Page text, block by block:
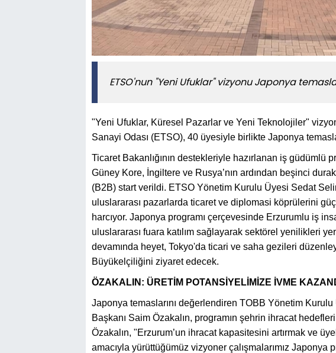
ETSO'nun "Yeni Ufuklar" vizyonu Japonya
"Yeni Ufuklar, Küresel Pazarlar ve Yeni Teknolojiler"
Sanayi Odası (ETSO), 40 üyesiyle birlikte Japonya
Ticaret Bakanlığının destekleriyle hazırlanan iş güdümlü
Güney Kore, İngiltere ve Rusya’nın ardından beşinci
(B2B) start verildi. ETSO Yönetim Kurulu Üyesi Sedat
uluslararası pazarlarda ticaret ve diplomasi köprülerini
harcıyor. Japonya programı çerçevesinde Erzurumlu iş
uluslararası fuara katılım sağlayarak sektörel yenilikleri
devamında heyet, Tokyo'da ticari ve saha gezileri
Büyükelçiliğini ziyaret edecek.
ÖZAKALIN: ÜRETİM POTANSİYELİMİZE İVME
Japonya temaslarını değerlendiren TOBB Yönetim
Başkanı Saim Özakalın, programın şehrin ihracat
Özakalın, "Erzurum’un ihracat kapasitesini artırmak ve
amacıyla yürüttüğümüz vizyoner çalışmalarımız Japonya